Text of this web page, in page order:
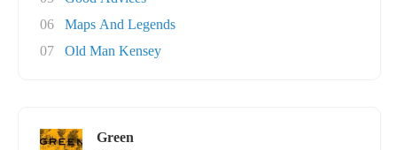
06
Maps And Legends
07
Old Man Kensey
Green